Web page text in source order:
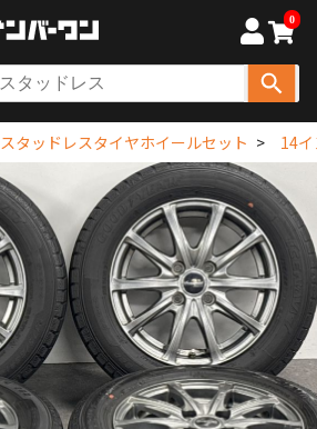
0
スタッドレスタイヤホイールセット 14